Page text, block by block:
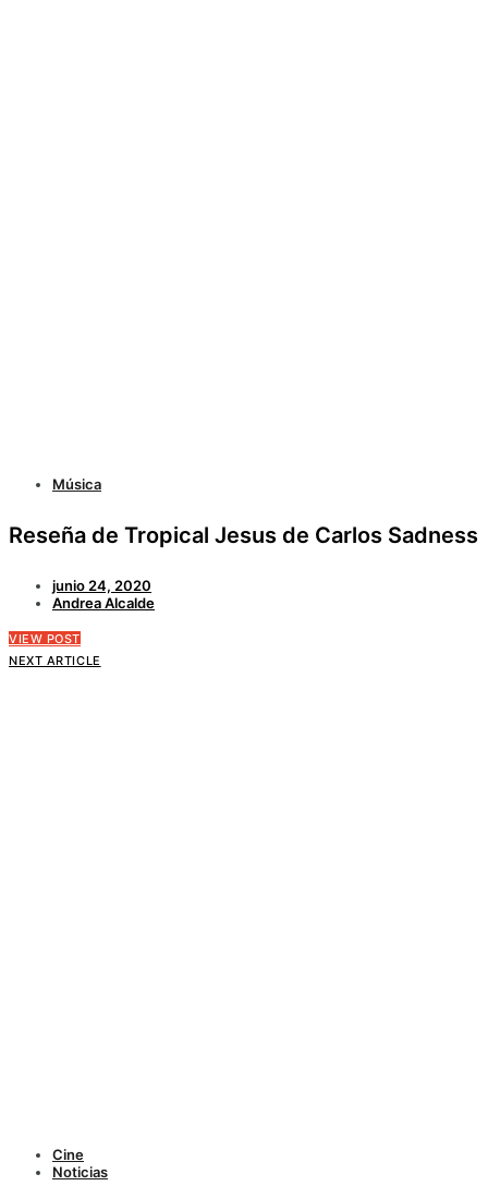
Música
Reseña de Tropical Jesus de Carlos Sadness
junio 24, 2020
Andrea Alcalde
VIEW POST
NEXT ARTICLE
Cine
Noticias